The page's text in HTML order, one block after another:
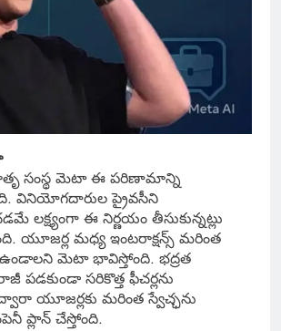
సంస్థ మెటా ఈ పరిణామాన్ని
వినియోగదారుల ప్రైవసీని
లక్ష్యంగా ఈ నిర్ణయం తీసుకున్నట్లు
యూజర్ల మధ్య ఇంటరాక్షన్స్ మరింత
ఉండాలని మెటా భావిస్తోంది. భద్రత
పడకుండా సరికొత్త ఫీచర్లను
యూజర్లకు మరింత స్వేచ్ఛను
ప్లాన్ చేస్తోంది.